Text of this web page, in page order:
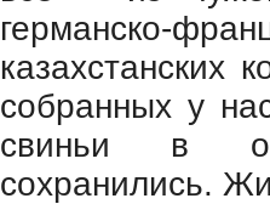
германско-
казахстанских
со­бранных у
свиньи в
сохранились.